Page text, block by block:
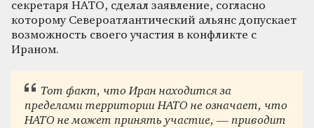
секретаря НАТО, сделал заявление, согласно
которому Североатлантический альянс допускает
возможность своего участия в конфликте с
Ираном.
Тот факт, что Иран находится за
пределами территории НАТО не означает, что
НАТО не может принять участие, — приводит